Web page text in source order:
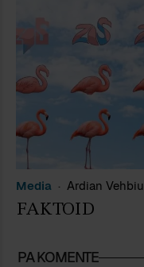
Media Ardian Vehbiu
FAKTOID
PA KOMENTE